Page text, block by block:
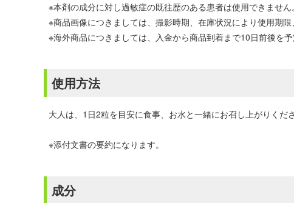
※本剤の成分に対し過敏症の既往歴のある患者は使用できません。
※商品画像につきましては、撮影時期、在庫状況により使用期
※海外商品につきましては、入金から商品到着まで10日前後を
使用方法
大人は、1日2粒を目安に食事、お水と一緒にお召し上がりくださ
※添付文書の要約になります。
成分